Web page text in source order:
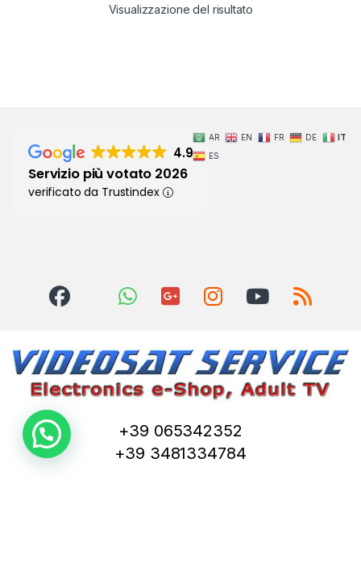
Visualizzazione del risultato
4.9
Servizio più votato 2026
verificato da Trustindex
AR EN FR DE
IT
ES
+39 065342352
+39 3481334784